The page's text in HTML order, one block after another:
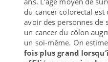
du cancer colorectal est
avoir des personnes de
un cancer du côlon
un soi-même. On
fois plus grand